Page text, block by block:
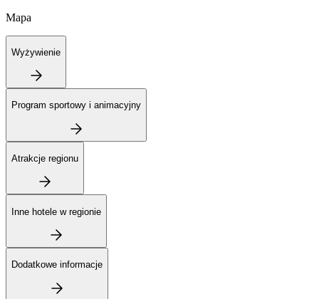
Mapa
Wyżywienie
Program sportowy i animacyjny
Atrakcje regionu
Inne hotele w regionie
Dodatkowe informacje